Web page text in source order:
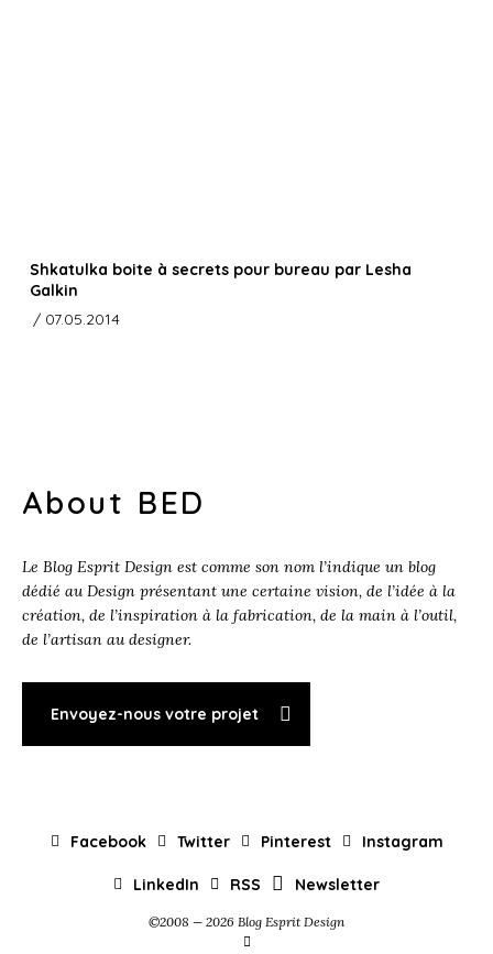
Shkatulka boite à secrets pour bureau par Lesha
Galkin
/ 07.05.2014
About BED
Le Blog Esprit Design est comme son nom l’indique un blog
dédié au Design présentant une certaine vision, de l’idée à la
création, de l’inspiration à la fabrication, de la main à l’outil,
de l’artisan au designer.
Envoyez-nous votre projet
Facebook Twitter Pinterest Instagram
LinkedIn RSS Newsletter
©2008 — 2026 Blog Esprit Design